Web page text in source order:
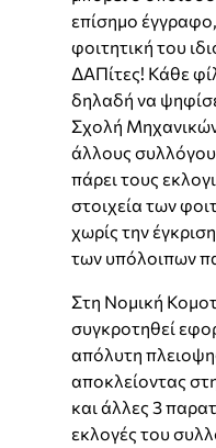
επίσημο
φοιτητική του
ΔΑΠίτες! Κάθε
δηλαδή να
Σχολή
άλλους
πάρει τους
στοιχεία των
χωρίς την
των υπόλοιπων
Στη Νομική
συγκροτηθεί
απόλυτη
αποκλείοντας
και άλλες 3
εκλογές του